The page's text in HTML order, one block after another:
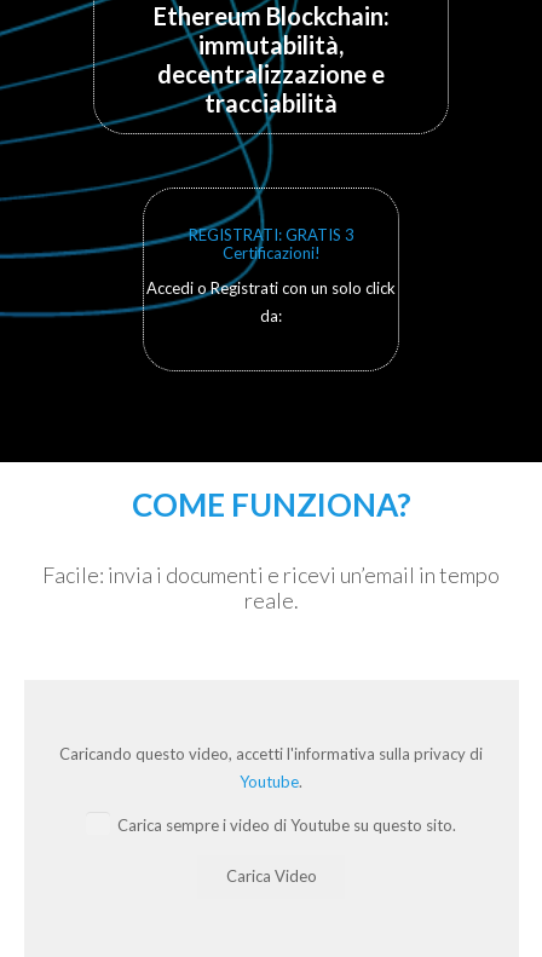
Ethereum Blockchain:
immutabilità,
decentralizzazione e
tracciabilità
REGISTRATI: GRATIS 3
Certificazioni!
Accedi o Registrati con un solo click
da:
COME FUNZIONA?
Facile: invia i documenti e ricevi un’email in tempo
reale.
Caricando questo video, accetti l'informativa sulla privacy di
Youtube.
Carica sempre i video di Youtube su questo sito.
Carica Video